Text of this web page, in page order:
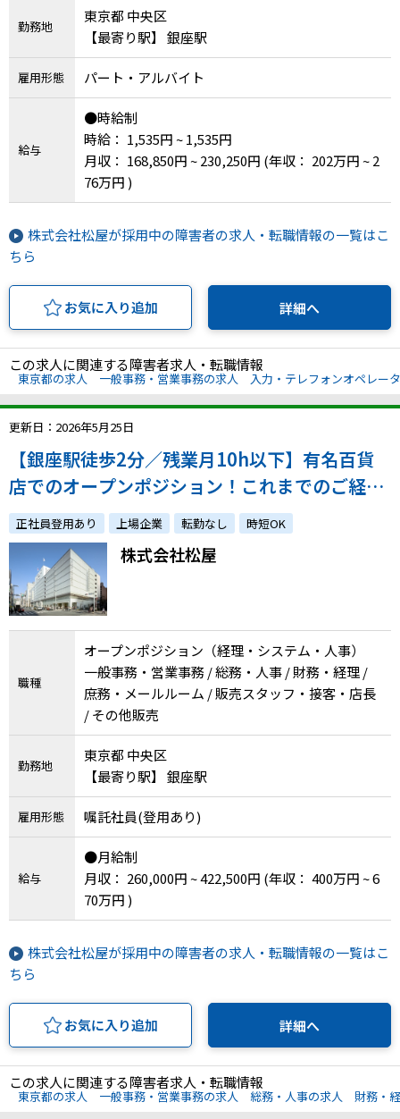
勤務地
東京都 中央区
【最寄り駅】 銀座駅
雇用形態 パート・アルバイト
給与
●時給制
時給： 1,535円 ~ 1,535円
月収： 168,850円 ~ 230,250円 (年収： 202万円 ~ 2
76万円 )
株式会社松屋が採用中の障害者の求人・転職情報の一覧はこ
ちら
お気に入り追加 詳細へ
この求人に関連する障害者求人・転職情報
東京都の求人 一般事務・営業事務の求人 入力・テレフォンオペレー
更新日：2026年5月25日
【銀座駅徒歩2分／残業月10h以下】有名百貨
店でのオープンポジション！これまでのご経験
を活かして働きませんか？※原則1年で正社員
へ
正社員登用あり 上場企業 転勤なし 時短OK
株式会社松屋
職種
オープンポジション（経理・システム・人事）
一般事務・営業事務 / 総務・人事 / 財務・経理 /
庶務・メールルーム / 販売スタッフ・接客・店長
/ その他販売
勤務地
東京都 中央区
【最寄り駅】 銀座駅
雇用形態 嘱託社員(登用あり)
給与
●月給制
月収： 260,000円 ~ 422,500円 (年収： 400万円 ~ 6
70万円 )
株式会社松屋が採用中の障害者の求人・転職情報の一覧はこ
ちら
お気に入り追加 詳細へ
この求人に関連する障害者求人・転職情報
東京都の求人 一般事務・営業事務の求人 総務・人事の求人 財務・